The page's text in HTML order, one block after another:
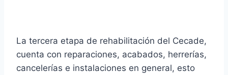
La tercera etapa de rehabilitación del Cecade,
cuenta con reparaciones, acabados, herrerías,
cancelerías e instalaciones en general, esto